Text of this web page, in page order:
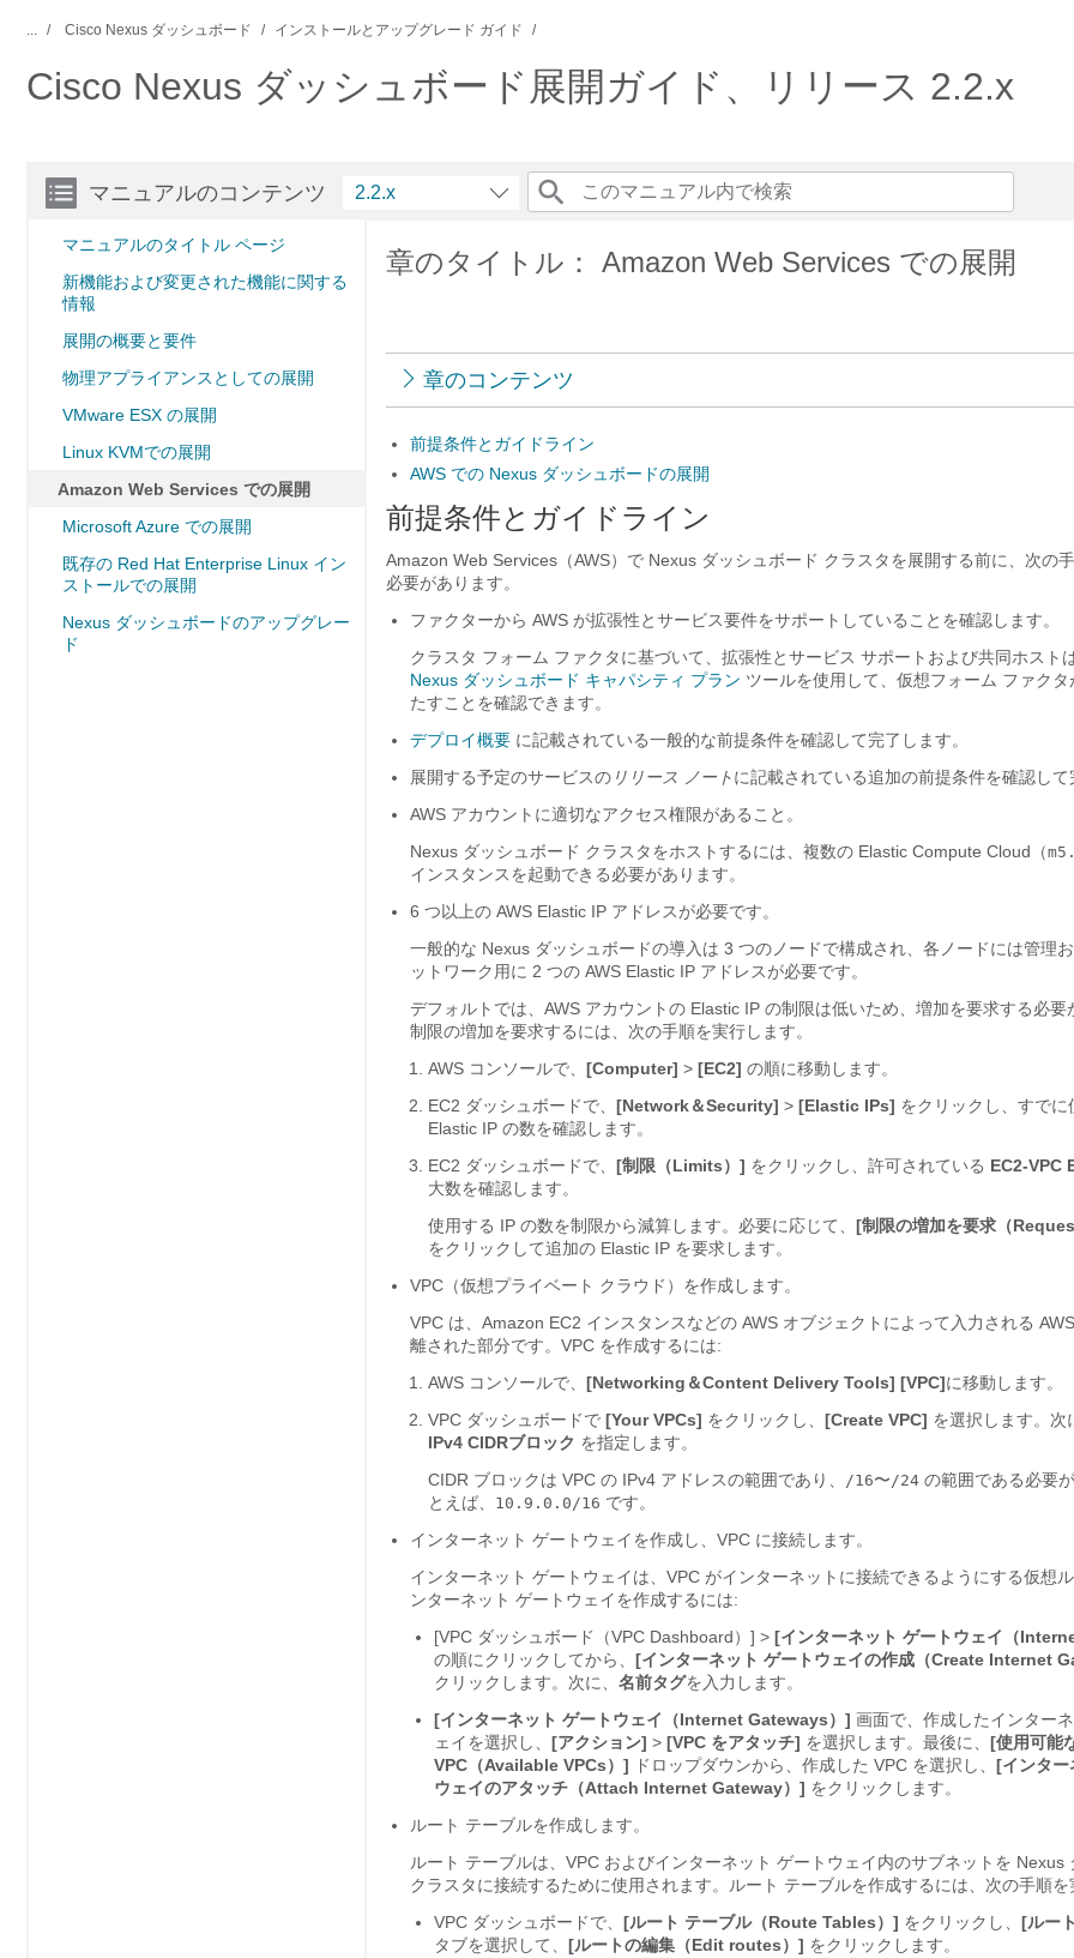
... Cisco Nexus ダッシュボード インストールとアップグレード ガイド
Cisco Nexus ダッシュボード展開ガイド、リリース 2.2.x
マニュアルのコンテンツ
マニュアルのタイトル ページ
新機能および変更された機能に関する
情報
展開の概要と要件
物理アプライアンスとしての展開
VMware ESX の展開
Linux KVMでの展開
Amazon Web Services での展開
Microsoft Azure での展開
既存の Red Hat Enterprise Linux イン
ストールでの展開
Nexus ダッシュボードのアップグレー
ド
2.2.x
章のタイトル： Amazon Web Services での展開
章のコンテンツ
前提条件とガイドライン
AWS での Nexus ダッシュボードの展開
前提条件とガイドライン
Amazon Web Services（AWS）で Nexus ダッシュボード クラスタを展開する前に、次の
必要があります。
ファクターから AWS が拡張性とサービス要件をサポートしていることを確認します。
クラスタ フォーム ファクタに基づいて、拡張性とサービス サポートおよび共同ホスト
Nexus ダッシュボード キャパシティ プラン ツールを使用して、仮想フォーム ファク
たすことを確認できます。
デプロイ概要 に記載されている一般的な前提条件を確認して完了します。
展開する予定のサービスの リリース ノートに記載されている追加の前提条件を確認して
AWS アカウントに適切なアクセス権限があること。
Nexus ダッシュボード クラスタをホストするには、複数の Elastic Compute Cloud（
インスタンスを起動できる必要があります。
6 つ以上の AWS Elastic IP アドレスが必要です。
一般的な Nexus ダッシュボードの導入は 3 つのノードで構成され、各ノードには管理
ットワーク用に 2 つの AWS Elastic IP アドレスが必要です。
デフォルトでは、AWS アカウントの Elastic IP の制限は低いため、増加を要求する必要
制限の増加を要求するには、次の手順を実行します。
AWS コンソールで、 [Computer] > [EC2] の順に移動します。
EC2 ダッシュボードで、 [Network＆Security] > [Elastic IPs] をクリックし、すでに
Elastic IP の数を確認します。
EC2 ダッシュボードで、 [制限（Limits）] をクリックし、許可されている EC2-VPC
大数を確認します。
使用する IP の数を制限から減算します。必要に応じて、 [制限の増加を要求（
をクリックして追加の Elastic IP を要求します。
VPC（仮想プライベート クラウド）を作成します。
VPC は、Amazon EC2 インスタンスなどの AWS オブジェクトによって入力される
離された部分です。VPC を作成するには:
AWS コンソールで、 [Networking＆Content Delivery Tools] [VPC]に移動します。
VPC ダッシュボードで [Your VPCs] をクリックし、 [Create VPC] を選択します。次
IPv4 CIDRブロック を指定します。
CIDR ブロックは VPC の IPv4 アドレスの範囲であり、 /16〜/24 の範囲である必要
とえば、 10.9.0.0/16 です。
インターネット ゲートウェイを作成し、VPC に接続します。
インターネット ゲートウェイは、VPC がインターネットに接続できるようにする仮想
ンターネット ゲートウェイを作成するには:
[VPC ダッシュボード（VPC Dashboard）] > [インターネット ゲートウェイ（
の順にクリックしてから、 [インターネット ゲートウェイの作成（Create Internet
クリックします。次に、 名前タグを入力します。
[インターネット ゲートウェイ（Internet Gateways）] 画面で、作成したインター
ェイを選択し、 [アクション] > [VPC をアタッチ] を選択します。最後に、 [使用可能
VPC（Available VPCs）] ドロップダウンから、作成した VPC を選択し、 [インター
ウェイのアタッチ（Attach Internet Gateway）] をクリックします。
ルート テーブルを作成します。
ルート テーブルは、VPC およびインターネット ゲートウェイ内のサブネットを Nexus
クラスタに接続するために使用されます。ルート テーブルを作成するには、次の手順を
VPC ダッシュボードで、 [ルート テーブル（Route Tables）] をクリックし、 [ルー
タブを選択して、 [ルートの編集（Edit routes）] をクリックします。